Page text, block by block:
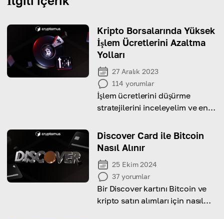
Kripto Borsalarında Yüksek
İşlem Ücretlerini Azaltma
Yolları
27 Aralık 2023
114 yorumlar
İşlem ücretlerini düşürme
stratejilerini inceleyelim ve en
kripto borsasını bulalım!
Discover Card ile Bitcoin
Nasıl Alınır
25 Ekim 2024
37 yorumlar
Bir Discover kartını Bitcoin ve
kripto satın alımları için nasıl